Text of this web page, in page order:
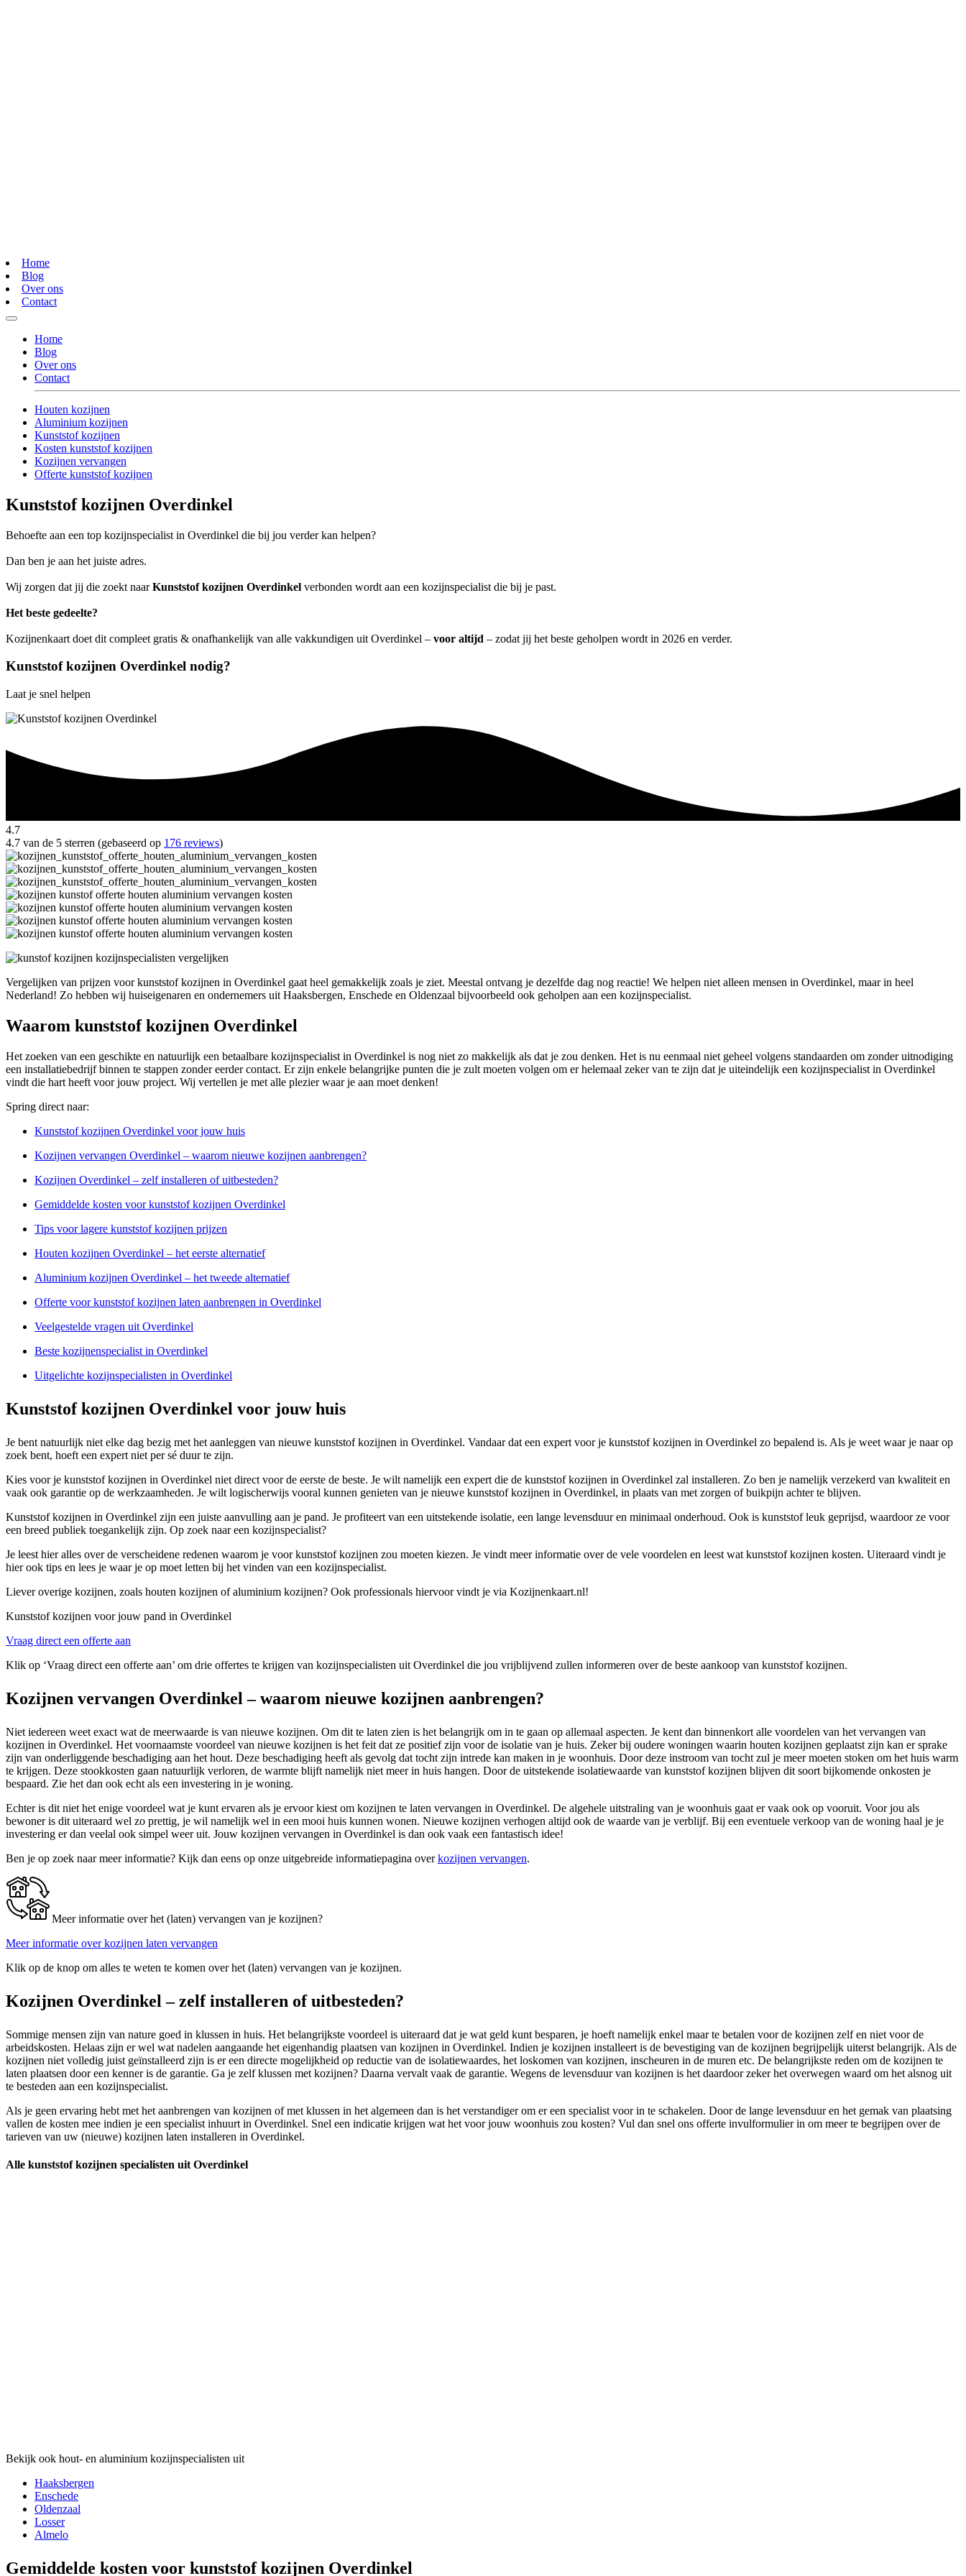
Home
Blog
Over ons
Contact
Home
Blog
Over ons
Contact
Houten kozijnen
Aluminium kozijnen
Kunststof kozijnen
Kosten kunststof kozijnen
Kozijnen vervangen
Offerte kunststof kozijnen
Kunststof kozijnen Overdinkel
Behoefte aan een top kozijnspecialist in Overdinkel die bij jou verder kan helpen?
Dan ben je aan het juiste adres.
Wij zorgen dat jij die zoekt naarKunststof kozijnen Overdinkel verbonden wordt aan een kozijnspecialist die bij je past.
Het beste gedeelte?
Kozijnenkaart doet dit compleet gratis & onafhankelijk van alle vakkundigen uit Overdinkel – voor altijd – zodat jij het beste geholpen wordt in 2026 en verder.
Kunststof kozijnen Overdinkel nodig?
Laat je snel helpen
4.7
4.7 van de 5 sterren (gebaseerd op 176 reviews)
Vergelijken van prijzen voor kunststof kozijnen in Overdinkel gaat heel gemakkelijk zoals je ziet. Meestal ontvang je dezelfde dag nog reactie! We helpen niet alleen mensen in Overdinkel, maar in heel
Nederland! Zo hebben wij huiseigenaren en ondernemers uit Haaksbergen, Enschede en Oldenzaal bijvoorbeeld ook geholpen aan een kozijnspecialist.
Waarom kunststof kozijnen Overdinkel
Het zoeken van een geschikte en natuurlijk een betaalbare kozijnspecialist in Overdinkel is nog niet zo makkelijk als dat je zou denken. Het is nu eenmaal niet geheel volgens standaarden om zonder uitnodiging
een installatiebedrijf binnen te stappen zonder eerder contact. Er zijn enkele belangrijke punten die je zult moeten volgen om er helemaal zeker van te zijn dat je uiteindelijk een kozijnspecialist in Overdinkel
vindt die hart heeft voor jouw project. Wij vertellen je met alle plezier waar je aan moet denken!
Spring direct naar:
Kunststof kozijnen Overdinkel voor jouw huis
Kozijnen vervangen Overdinkel – waarom nieuwe kozijnen aanbrengen?
Kozijnen Overdinkel – zelf installeren of uitbesteden?
Gemiddelde kosten voor kunststof kozijnen Overdinkel
Tips voor lagere kunststof kozijnen prijzen
Houten kozijnen Overdinkel – het eerste alternatief
Aluminium kozijnen Overdinkel – het tweede alternatief
Offerte voor kunststof kozijnen laten aanbrengen in Overdinkel
Veelgestelde vragen uit Overdinkel
Beste kozijnenspecialist in Overdinkel
Uitgelichte kozijnspecialisten in Overdinkel
Kunststof kozijnen Overdinkel voor jouw huis
Je bent natuurlijk niet elke dag bezig met het aanleggen van nieuwe kunststof kozijnen in Overdinkel. Vandaar dat een expert voor je kunststof kozijnen in Overdinkel zo bepalend is. Als je weet waar je naar op
zoek bent, hoeft een expert niet per sé duur te zijn.
Kies voor je kunststof kozijnen in Overdinkel niet direct voor de eerste de beste. Je wilt namelijk een expert die de kunststof kozijnen in Overdinkel zal installeren. Zo ben je namelijk verzekerd van kwaliteit en
vaak ook garantie op de werkzaamheden. Je wilt logischerwijs vooral kunnen genieten van je nieuwe kunststof kozijnen in Overdinkel, in plaats van met zorgen of buikpijn achter te blijven.
Kunststof kozijnen in Overdinkel zijn een juiste aanvulling aan je pand. Je profiteert van een uitstekende isolatie, een lange levensduur en minimaal onderhoud. Ook is kunststof leuk geprijsd, waardoor ze voor
een breed publiek toegankelijk zijn. Op zoek naar een kozijnspecialist?
Je leest hier alles over de verscheidene redenen waarom je voor kunststof kozijnen zou moeten kiezen. Je vindt meer informatie over de vele voordelen en leest wat kunststof kozijnen kosten. Uiteraard vindt je
hier ook tips en lees je waar je op moet letten bij het vinden van een kozijnspecialist.
Liever overige kozijnen, zoals houten kozijnen of aluminium kozijnen? Ook professionals hiervoor vindt je via Kozijnenkaart.nl!
Kunststof kozijnen voor jouw pand in Overdinkel
Vraag direct een offerte aan
Klik op ‘Vraag direct een offerte aan’ om drie offertes te krijgen van kozijnspecialisten uit Overdinkel die jou vrijblijvend zullen informeren over de beste aankoop van kunststof kozijnen.
Kozijnen vervangen Overdinkel – waarom nieuwe kozijnen aanbrengen?
Niet iedereen weet exact wat de meerwaarde is van nieuwe kozijnen. Om dit te laten zien is het belangrijk om in te gaan op allemaal aspecten. Je kent dan binnenkort alle voordelen van het vervangen van
kozijnen in Overdinkel. Het voornaamste voordeel van nieuwe kozijnen is het feit dat ze positief zijn voor de isolatie van je huis. Zeker bij oudere woningen waarin houten kozijnen geplaatst zijn kan er sprake
zijn van onderliggende beschadiging aan het hout. Deze beschadiging heeft als gevolg dat tocht zijn intrede kan maken in je woonhuis. Door deze instroom van tocht zul je meer moeten stoken om het huis warm
te krijgen. Deze stookkosten gaan natuurlijk verloren, de warmte blijft namelijk niet meer in huis hangen. Door de uitstekende isolatiewaarde van kunststof kozijnen blijven dit soort bijkomende onkosten je
bespaard. Zie het dan ook echt als een investering in je woning.
Echter is dit niet het enige voordeel wat je kunt ervaren als je ervoor kiest om kozijnen te laten vervangen in Overdinkel. De algehele uitstraling van je woonhuis gaat er vaak ook op vooruit. Voor jou als
bewoner is dit uiteraard wel zo prettig, je wil namelijk wel in een mooi huis kunnen wonen. Nieuwe kozijnen verhogen altijd ook de waarde van je verblijf. Bij een eventuele verkoop van de woning haal je je
investering er dan veelal ook simpel weer uit. Jouw kozijnen vervangen in Overdinkel is dan ook vaak een fantastisch idee!
Ben je op zoek naar meer informatie? Kijk dan eens op onze uitgebreide informatiepagina overkozijnen vervangen.
Meer informatie over het (laten) vervangen van je kozijnen?
Meer informatie over kozijnen laten vervangen
Klik op de knop om alles te weten te komen over het (laten) vervangen van je kozijnen.
Kozijnen Overdinkel – zelf installeren of uitbesteden?
Sommige mensen zijn van nature goed in klussen in huis. Het belangrijkste voordeel is uiteraard dat je wat geld kunt besparen, je hoeft namelijk enkel maar te betalen voor de kozijnen zelf en niet voor de
arbeidskosten. Helaas zijn er wel wat nadelen aangaande het eigenhandig plaatsen van kozijnen in Overdinkel. Indien je kozijnen installeert is de bevestiging van de kozijnen begrijpelijk uiterst belangrijk. Als de
kozijnen niet volledig juist geïnstalleerd zijn is er een directe mogelijkheid op reductie van de isolatiewaardes, het loskomen van kozijnen, inscheuren in de muren etc. De belangrijkste reden om de kozijnen te
laten plaatsen door een kenner is de garantie. Ga je zelf klussen met kozijnen? Daarna vervalt vaak de garantie. Wegens de levensduur van kozijnen is het daardoor zeker het overwegen waard om het alsnog uit
te besteden aan een kozijnspecialist.
Als je geen ervaring hebt met het aanbrengen van kozijnen of met klussen in het algemeen dan is het verstandiger om er een specialist voor in te schakelen. Door de lange levensduur en het gemak van plaatsing
vallen de kosten mee indien je een specialist inhuurt in Overdinkel. Snel een indicatie krijgen wat het voor jouw woonhuis zou kosten? Vul dan snel ons offerte invulformulier in om meer te begrijpen over de
tarieven van uw (nieuwe) kozijnen laten installeren in Overdinkel.
Alle kunststof kozijnen specialisten uit Overdinkel
Bekijk ook hout- en aluminium kozijnspecialisten uit
Haaksbergen
Enschede
Oldenzaal
Losser
Almelo
Gemiddelde kosten voor kunststof kozijnen Overdinkel